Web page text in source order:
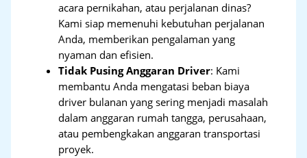
acara pernikahan, atau perjalanan dinas?
Kami siap memenuhi kebutuhan perjalanan
Anda, memberikan pengalaman yang
nyaman dan efisien.
Tidak Pusing Anggaran Driver: Kami
membantu Anda mengatasi beban biaya
driver bulanan yang sering menjadi masalah
dalam anggaran rumah tangga, perusahaan,
atau pembengkakan anggaran transportasi
proyek.